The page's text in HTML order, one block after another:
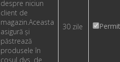
despre niciun
client de
magazin.Aceasta
asigură și
păstrează
produsele în
coșul dvs. de
30 zile